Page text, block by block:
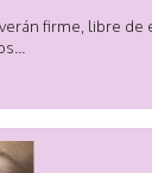
firme, libre